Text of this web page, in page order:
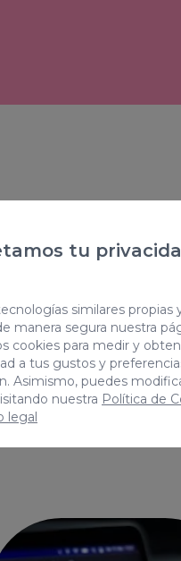
tu
similares
manera segura nuestra
cookies para medir y
a tus gustos y
Asimismo, puedes
nuestra Política de
legal